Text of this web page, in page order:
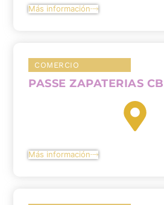
Más información
COMERCIO
PASSE ZAPATERIAS CB
Más información